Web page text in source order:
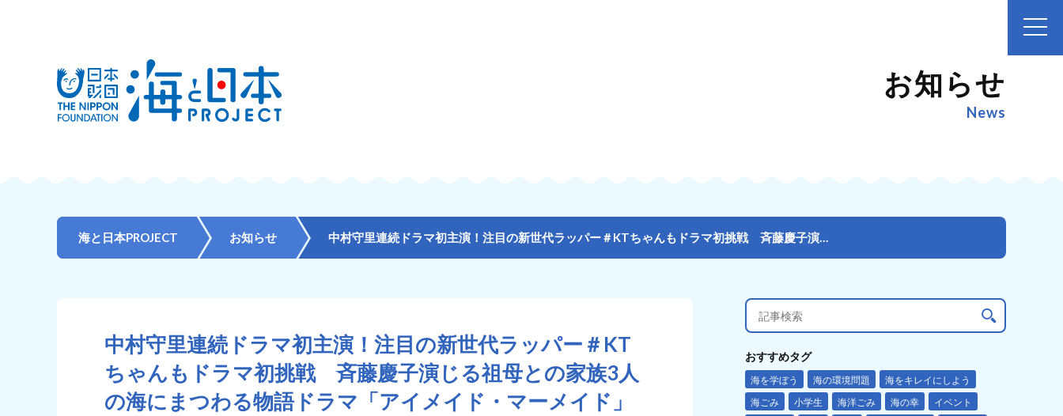
お知らせ
News
海と日本PROJECT お知らせ 中村守里連続ドラマ初主演！注目の新世代ラッパー＃KTちゃんもドラマ初挑戦 斉藤慶子演じる祖母との家族...
中村守里連続ドラマ初主演！注目の新世代ラッパー＃KT
ちゃんもドラマ初挑戦 斉藤慶子演じる祖母との家族3人
の海にまつわる物語ドラマ「アイメイド・マーメイド」
おすすめタグ
海を学ぼう 海の環境問題
海をキレイにしよう
海ごみ
小学生 海洋ごみ 海の幸
イベント